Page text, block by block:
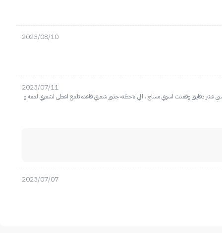
2023/08/10
2023/07/11
عشر دقايق وقعدت اسوي مساج ، الي لاحظته جذور شعري قاعده تلمع اعطى لشعري لمعه و
2023/07/07